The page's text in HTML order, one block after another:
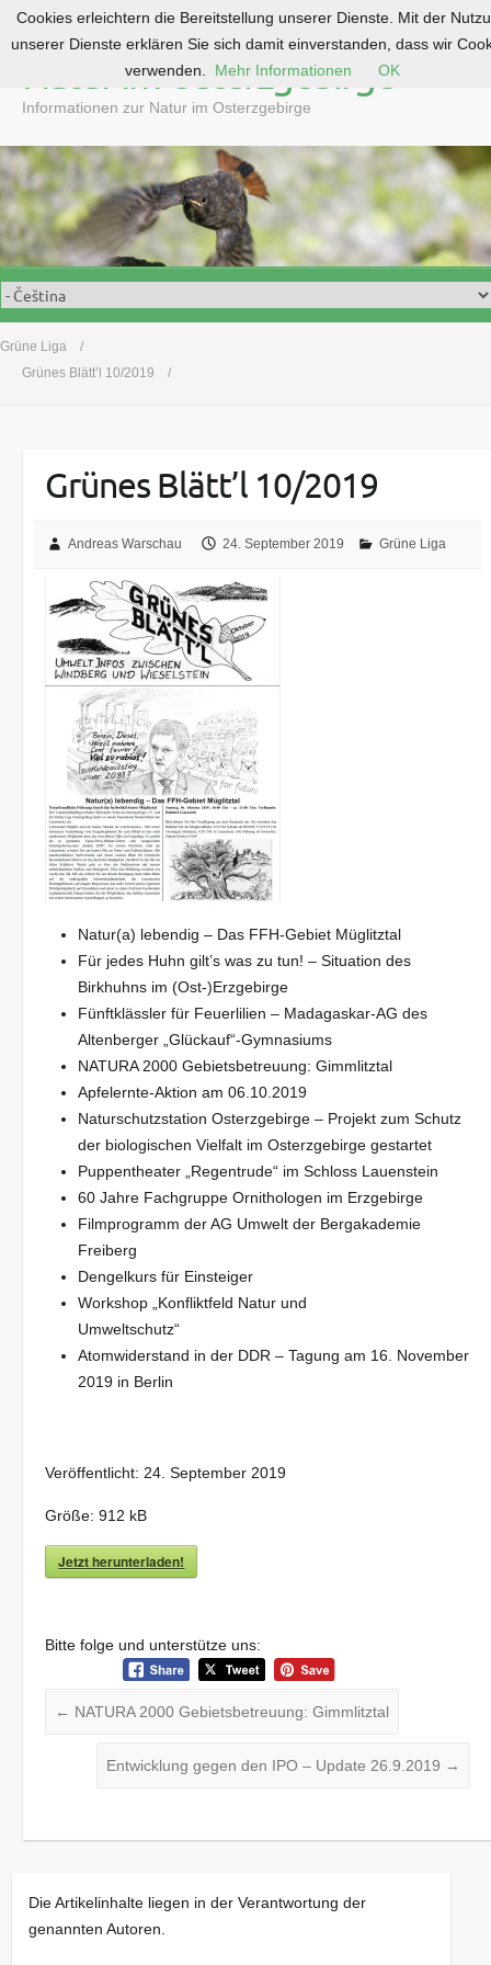
o
c
o
n
t
e
n
Natur im Osterzgebirge
Informationen zur Natur im Osterzgebirge
Grüne Liga
Grünes Blätt’l 10/2019
Grünes Blätt’l 10/2019
Andreas Warschau 24. September 2019 Grüne Liga
Natur(a) lebendig – Das FFH-Gebiet Müglitztal
Für jedes Huhn gilt’s was zu tun! – Situation des
Birkhuhns im (Ost-)Erzgebirge
Fünftklässler für Feuerlilien – Madagaskar-AG des
Altenberger „Glückauf“-Gymnasiums
NATURA 2000 Gebietsbetreuung: Gimmlitztal
Apfelernte-Aktion am 06.10.2019
Naturschutzstation Osterzgebirge – Projekt zum Schutz
der biologischen Vielfalt im Osterzgebirge gestartet
Puppentheater „Regentrude“ im Schloss Lauenstein
60 Jahre Fachgruppe Ornithologen im Erzgebirge
Filmprogramm der AG Umwelt der Bergakademie
Freiberg
Dengelkurs für Einsteiger
Workshop „Konfliktfeld Natur und
Umweltschutz“
Atomwiderstand in der DDR – Tagung am 16. November
2019 in Berlin
Veröffentlicht:24. September 2019
Größe:912 kB
Jetzt herunterladen!
Bitte folge und unterstütze uns:
← NATURA 2000 Gebietsbetreuung: Gimmlitztal
Entwicklung gegen den IPO – Update 26.9.2019 →
Die Artikelinhalte liegen in der Verantwortung der
genannten Autoren.
Cookies erleichtern die Bereitstellung unserer Dienste. Mit der
unserer Dienste erklären Sie sich damit einverstanden, dass wir
verwenden.
Mehr Informationen OK